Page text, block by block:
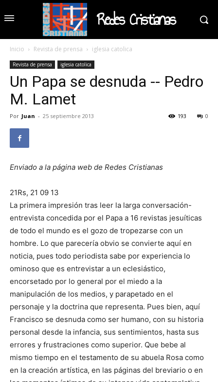
Redes Cristianas
Inicio Revista de prensa iglesia catolica
Revista de prensa iglesia catolica
Un Papa se desnuda -- Pedro
M. Lamet
Por Juan - 25 septiembre 2013 0
193
Enviado a la página web de Redes Cristianas
21Rs, 21 09 13
La primera impresión tras leer la larga conversación-
entrevista concedida por el Papa a 16 revistas jesuíticas
de todo el mundo es el gozo de tropezarse con un
hombre. Lo que parecería obvio se convierte aquí en
noticia, pues todo periodista sabe por experiencia lo
ominoso que es entrevistar a un eclesiástico,
encorsetado por lo general por el miedo a la
manipulación de los medios, y parapetado en el
personaje y la doctrina que representa. Pues bien, aquí
Francisco se desnuda como ser humano, con su historia
personal desde la infancia, sus sentimientos, hasta sus
errores y frustraciones como superior. Que bebe al
mismo tiempo en el testamento de su abuela Rosa como
en la creación artística, en las páginas del breviario o en